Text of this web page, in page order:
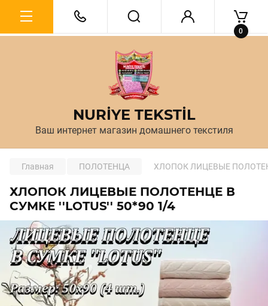
NURİYE TEKSTİL
Ваш интернет магазин домашнего текстиля
0
Главная ПОЛОТЕНЦА ХЛОПОК ЛИЦЕВЫЕ
ХЛОПОК ЛИЦЕВЫЕ ПОЛОТЕНЦЕ В
СУМКЕ ''LOTUS'' 50*90 1/4